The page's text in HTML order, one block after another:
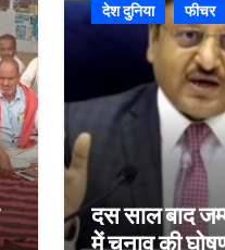
देश दुनिया
फीचर
दस साल बाद
में चुनाव की